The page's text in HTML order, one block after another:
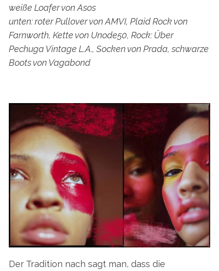
weiße Loafer von Asos
unten: roter Pullover von AMVI, Plaid Rock von
Farnworth, Kette von Unode50, Rock: Über
Pechuga Vintage L.A., Socken von Prada, schwarze
Boots von Vagabond
Der Tradition nach sagt man, dass die